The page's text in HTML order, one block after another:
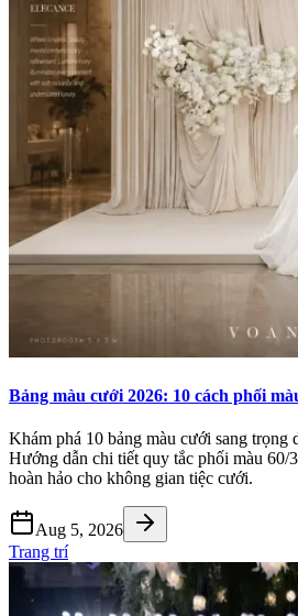
Bảng màu cưới 2026: 10 cách phối
Khám phá 10 bảng màu cưới sang trọng
Hướng dẫn chi tiết quy tắc phối màu 60/
hoàn hảo cho không gian tiệc cưới.
Aug 5, 2026
Trang trí